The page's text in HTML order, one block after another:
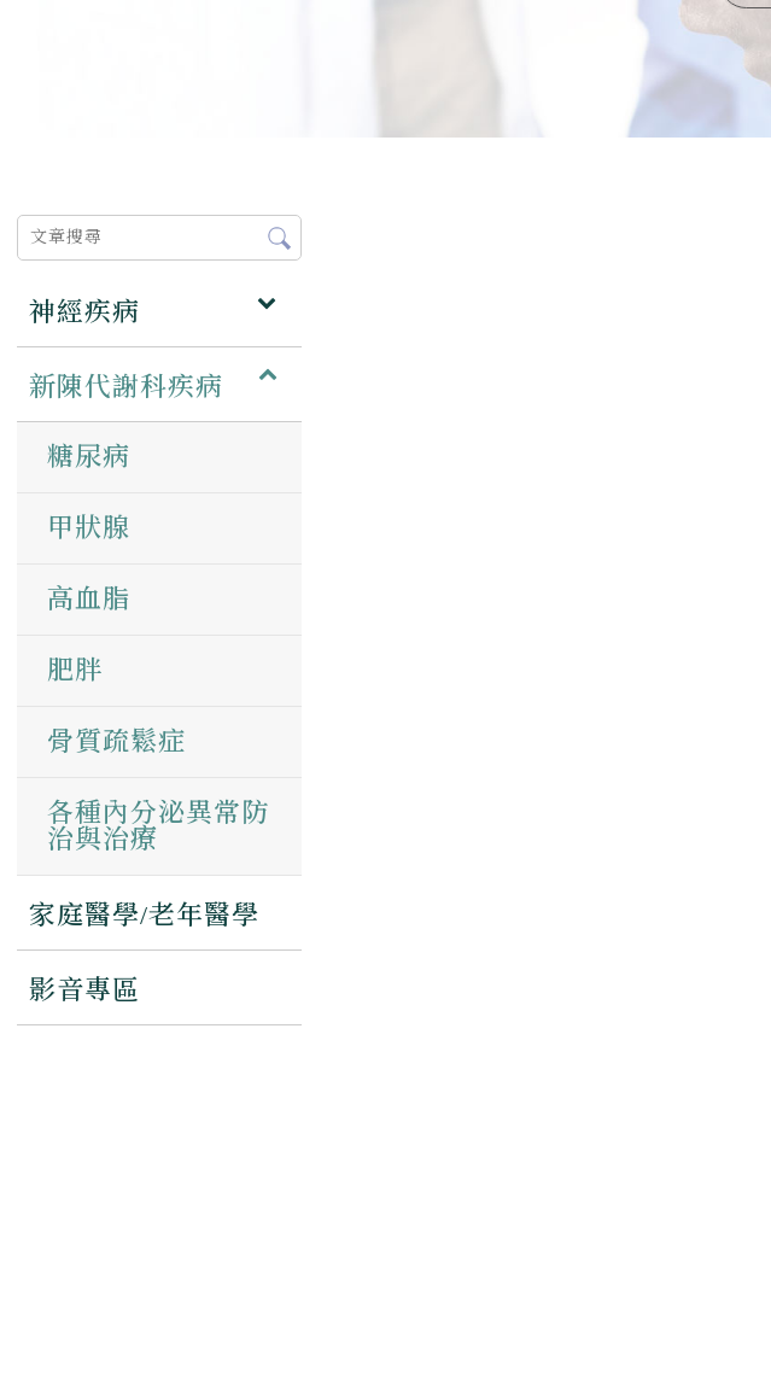
神經疾病
新陳代謝科疾病
糖尿病
甲狀腺
高血脂
肥胖
骨質疏鬆症
各種內分泌異常防
治與治療
家庭醫學/老年醫學
影音專區